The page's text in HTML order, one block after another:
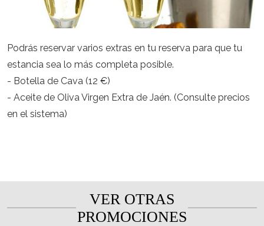
Podrás reservar varios extras en tu reserva para que tu
estancia sea lo más completa posible.
- Botella de Cava (12 €)
- Aceite de Oliva Virgen Extra de Jaén. (Consulte precios
en el sistema)
VER OTRAS
PROMOCIONES